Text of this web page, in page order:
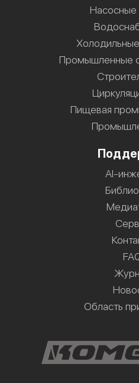
Насосные
Промышленные
Пищевая
AI-
Область